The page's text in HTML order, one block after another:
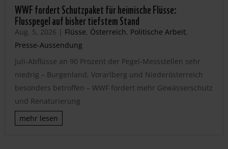
WWF fordert Schutzpaket für heimische Flüsse:
Flusspegel auf bisher tiefstem Stand
Aug. 5, 2026 | Flüsse, Österreich, Politische Arbeit,
Presse-Aussendung
Juli-Abflüsse an 90 Prozent der Pegel-Messstellen sehr
niedrig – Burgenland, Vorarlberg und Niederösterreich
besonders betroffen – WWF fordert mehr Gewässerschutz
und Renaturierung
mehr lesen